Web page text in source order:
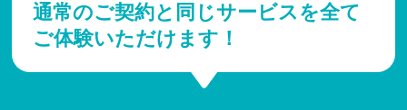
通常のご契約と同じサービスを全て
ご体験いただけます！